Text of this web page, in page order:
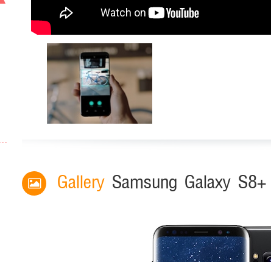
Gallery Samsung Galaxy S8+